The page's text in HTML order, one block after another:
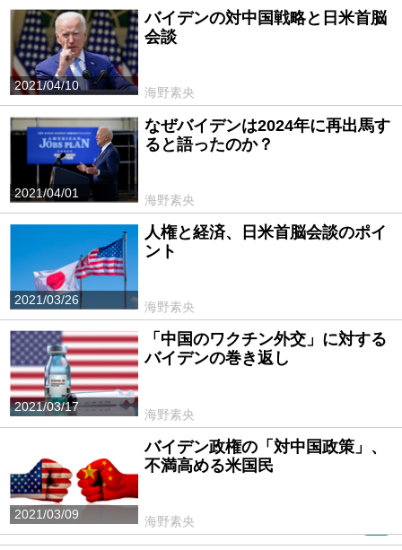
2021/04/10
バイデンの対中国戦略と日米首脳
会談
海野素央
2021/04/01
なぜバイデンは2024年に再出馬す
ると語ったのか？
海野素央
2021/03/26
人権と経済、日米首脳会談のポイ
ント
海野素央
2021/03/17
「中国のワクチン外交」に対する
バイデンの巻き返し
海野素央
2021/03/09
バイデン政権の「対中国政策」、
不満高める米国民
海野素央